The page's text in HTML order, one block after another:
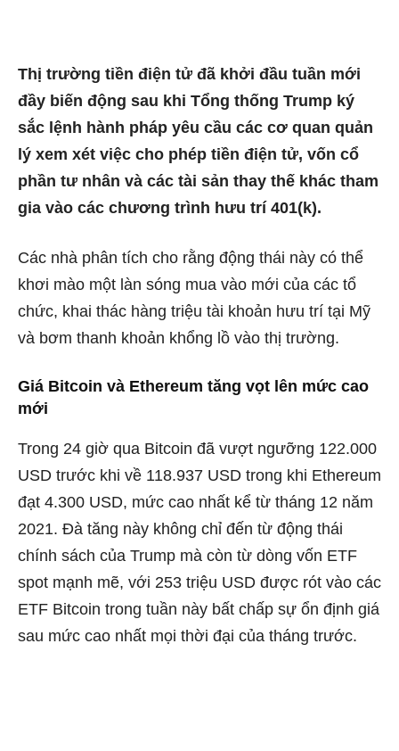
Thị trường tiền điện tử đã khởi đầu tuần mới
đầy biến động sau khi Tổng thống Trump ký
sắc lệnh hành pháp yêu cầu các cơ quan quản
lý xem xét việc cho phép tiền điện tử, vốn cổ
phần tư nhân và các tài sản thay thế khác tham
gia vào các chương trình hưu trí 401(k).
Các nhà phân tích cho rằng động thái này có thể
khơi mào một làn sóng mua vào mới của các tổ
chức, khai thác hàng triệu tài khoản hưu trí tại Mỹ
và bơm thanh khoản khổng lồ vào thị trường.
Giá Bitcoin và Ethereum tăng vọt lên mức cao
mới
Trong 24 giờ qua Bitcoin đã vượt ngưỡng 122.000
USD trước khi về 118.937 USD trong khi Ethereum
đạt 4.300 USD, mức cao nhất kể từ tháng 12 năm
2021. Đà tăng này không chỉ đến từ động thái
chính sách của Trump mà còn từ dòng vốn ETF
spot mạnh mẽ, với 253 triệu USD được rót vào các
ETF Bitcoin trong tuần này bất chấp sự ổn định giá
sau mức cao nhất mọi thời đại của tháng trước.